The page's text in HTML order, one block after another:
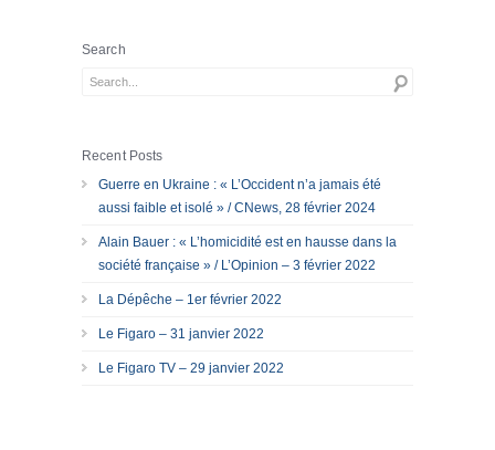
Search
Recent Posts
Guerre en Ukraine : « L’Occident n’a jamais été
aussi faible et isolé » / CNews, 28 février 2024
Alain Bauer : « L’homicidité est en hausse dans la
société française » / L’Opinion – 3 février 2022
La Dépêche – 1er février 2022
Le Figaro – 31 janvier 2022
Le Figaro TV – 29 janvier 2022